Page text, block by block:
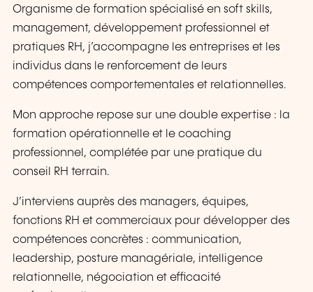
Organisme de formation spécialisé en soft skills,
management, développement professionnel et
pratiques RH, j’accompagne les entreprises et les
individus dans le renforcement de leurs
compétences comportementales et relationnelles.
Mon approche repose sur une double expertise : la
formation opérationnelle et le coaching
professionnel, complétée par une pratique du
conseil RH terrain.
J’interviens auprès des managers, équipes,
fonctions RH et commerciaux pour développer des
compétences concrètes : communication,
leadership, posture managériale, intelligence
relationnelle, négociation et efficacité